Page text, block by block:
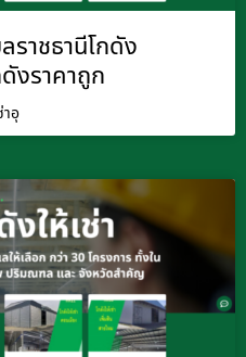
ราชธานีโกดัง
ดังราคาถูก
าอุ